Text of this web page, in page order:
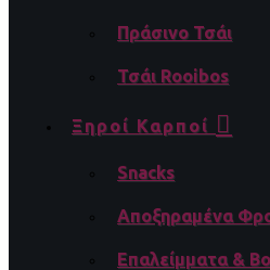
Πράσινο Τσάι
Τσάι Rooibos
Ξηροί Καρποί
Snacks
Αποξηραμένα
Επαλείμματα &